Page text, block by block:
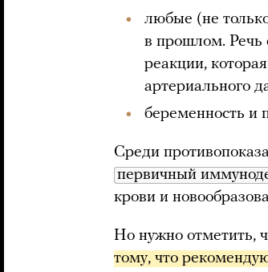
любые (не
в прошлом. Речь
реакции,
артериального
беременность и
Среди
первичный
крови и
Но нужно отметить,
тому, что